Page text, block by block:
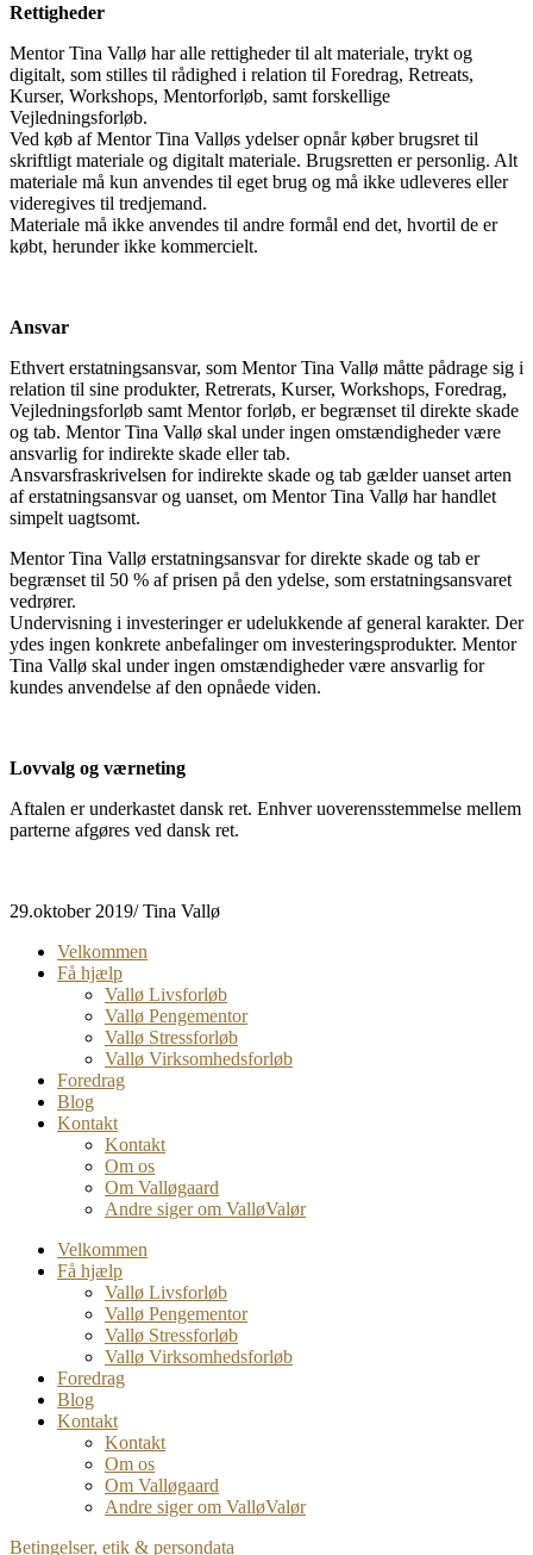
Rettigheder
Mentor Tina Vallø har alle rettigheder til alt materiale, trykt og
digitalt, som stilles til rådighed i relation til Foredrag, Retreats,
Kurser, Workshops, Mentorforløb, samt forskellige
Vejledningsforløb.
Ved køb af Mentor Tina Valløs ydelser opnår køber brugsret til
skriftligt materiale og digitalt materiale. Brugsretten er personlig. Alt
materiale må kun anvendes til eget brug og må ikke udleveres eller
videregives til tredjemand.
Materiale må ikke anvendes til andre formål end det, hvortil de er
købt, herunder ikke kommercielt.
Ansvar
Ethvert erstatningsansvar, som Mentor Tina Vallø måtte pådrage sig i
relation til sine produkter, Retrerats, Kurser, Workshops, Foredrag,
Vejledningsforløb samt Mentor forløb, er begrænset til direkte skade
og tab. Mentor Tina Vallø skal under ingen omstændigheder være
ansvarlig for indirekte skade eller tab.
Ansvarsfraskrivelsen for indirekte skade og tab gælder uanset arten
af erstatningsansvar og uanset, om Mentor Tina Vallø har handlet
simpelt uagtsomt.
Mentor Tina Vallø erstatningsansvar for direkte skade og tab er
begrænset til 50 % af prisen på den ydelse, som erstatningsansvaret
vedrører.
Undervisning i investeringer er udelukkende af general karakter. Der
ydes ingen konkrete anbefalinger om investeringsprodukter. Mentor
Tina Vallø skal under ingen omstændigheder være ansvarlig for
kundes anvendelse af den opnåede viden.
Lovvalg og værneting
Aftalen er underkastet dansk ret. Enhver uoverensstemmelse mellem
parterne afgøres ved dansk ret.
29.oktober 2019/ Tina Vallø
Velkommen
Få hjælp
Vallø Livsforløb
Vallø Pengementor
Vallø Stressforløb
Vallø Virksomhedsforløb
Foredrag
Blog
Kontakt
Kontakt
Om os
Om Valløgaard
Andre siger om ValløValør
Velkommen
Få hjælp
Vallø Livsforløb
Vallø Pengementor
Vallø Stressforløb
Vallø Virksomhedsforløb
Foredrag
Blog
Kontakt
Kontakt
Om os
Om Valløgaard
Andre siger om ValløValør
Betingelser, etik & persondata